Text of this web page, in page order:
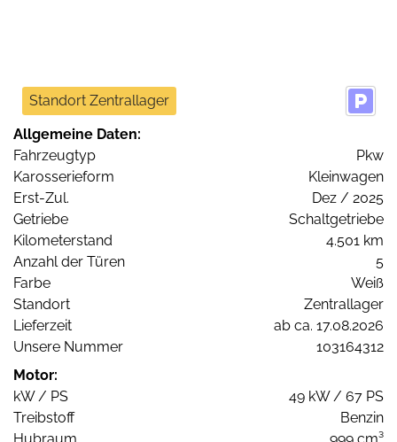
Standort Zentrallager
Allgemeine Daten:
Fahrzeugtyp
Pkw
Karosserieform
Kleinwagen
Erst-Zul.
Dez / 2025
Getriebe
Schaltgetriebe
Kilometerstand
4.501 km
Anzahl der Türen
5
Farbe
Weiß
Standort
Zentrallager
Lieferzeit
ab ca. 17.08.2026
Unsere Nummer
103164312
Motor:
kW / PS
49 kW / 67 PS
Treibstoff
Benzin
Hubraum
999 cm³